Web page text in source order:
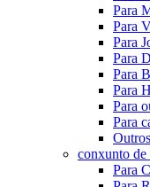
Para
Para
Para
Para
Para
Para
Para
Para
Outros
conxunto
Para